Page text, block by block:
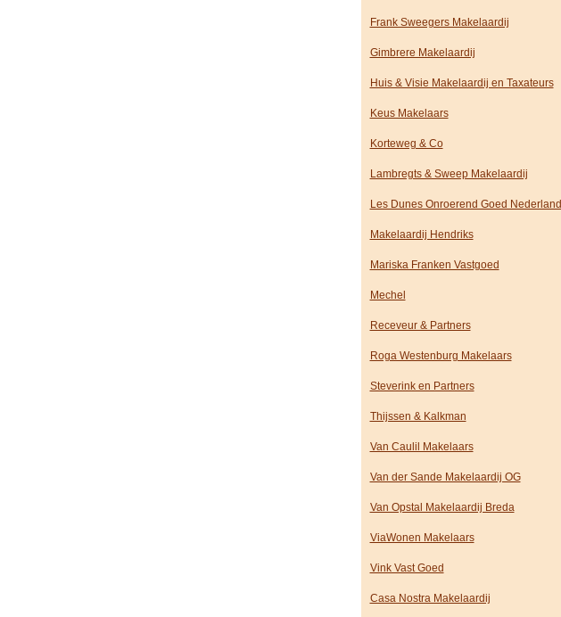
Frank Sweegers Makelaardij
Gimbrere Makelaardij
Huis & Visie Makelaardij en Taxateurs
Keus Makelaars
Korteweg & Co
Lambregts & Sweep Makelaardij
Les Dunes Onroerend Goed Nederland
Makelaardij Hendriks
Mariska Franken Vastgoed
Mechel
Receveur & Partners
Roga Westenburg Makelaars
Steverink en Partners
Thijssen & Kalkman
Van Caulil Makelaars
Van der Sande Makelaardij OG
Van Opstal Makelaardij Breda
ViaWonen Makelaars
Vink Vast Goed
Casa Nostra Makelaardij